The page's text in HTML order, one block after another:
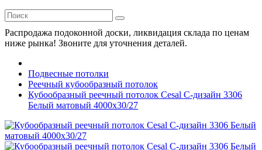
Распродажа подоконной доски, ликвидация склада по ценам
ниже рынка! Звоните для уточнения деталей.
Подвесные потолки
Реечный кубообразный потолок
Кубообразный реечный потолок Cesal C-дизайн 3306
Белый матовый 4000х30/27